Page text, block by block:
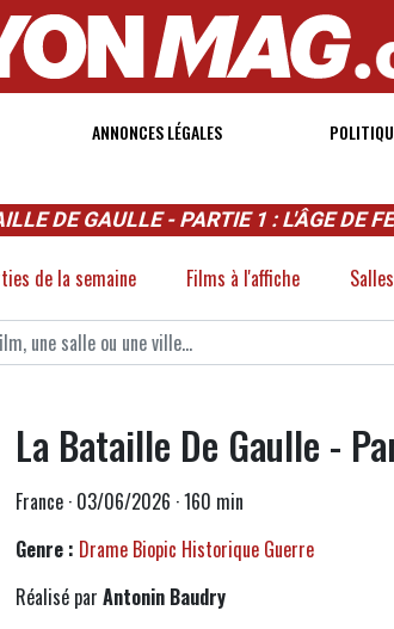
ANNONCES LÉGALES
DE GAULLE - PARTIE 1 : L'ÂGE DE
de la semaine Films à l'affiche
La Bataille De Gaulle -
France · 03/06/2026 · 160 min
Genre : Drame Biopic Historique Guerre
Réalisé par Antonin Baudry